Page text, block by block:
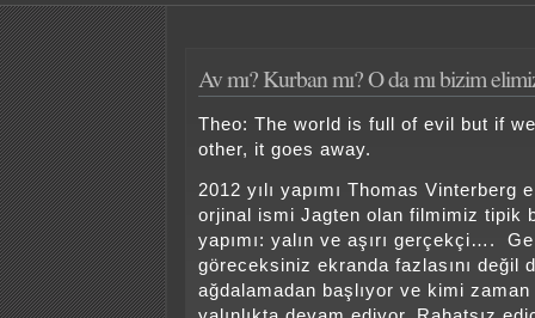
Av mı? Kurban mı? O da mı bizim
Theo: The world is full of evil but if
other, it goes away.
2012 yılı yapımı Thomas Vinterberg
orjinal ismi Jagten olan filmimiz tipik
yapımı: yalın ve aşırı gerçekçi….
göreceksiniz ekranda fazlasını değil
ağdalamadan başlıyor ve kimi